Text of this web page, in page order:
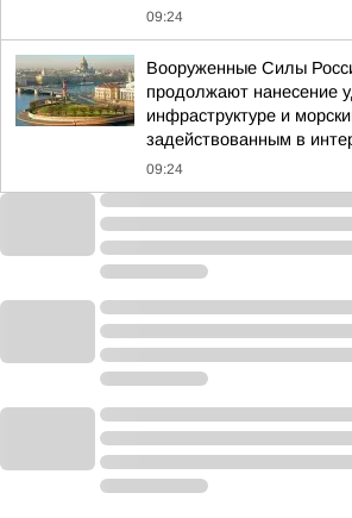
09:24
Вооруженные Силы
продолжают нанесение
инфраструктуре и
задействованным в
09:24